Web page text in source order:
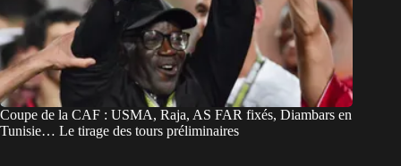
Coupe de la CAF : USMA, Raja, AS FAR fixés, Diambars en
Tunisie… Le tirage des tours préliminaires